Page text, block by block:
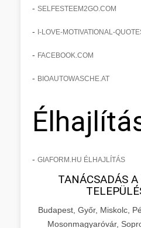
- SELFESTEEM2GO.COM
- I-LOVE-MOTIVATIONAL-
- FACEBOOK.COM
- BIOAUTOWASCHE.AT
- GIAFORM.HU ÉLHAJLÍTÁS
TANÁCSADÁS
Budapest, Győr, Miskolc,
Mosonmagyaróvár,